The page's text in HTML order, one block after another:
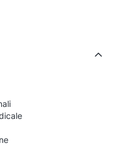
informali.
coerenza ed
in questa